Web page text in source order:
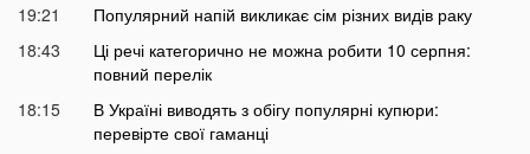
19:21
Популярний напій викликає сім різних видів раку
18:43
Ці речі категорично не можна робити 10 серпня:
повний перелік
18:15
В Україні виводять з обігу популярні купюри:
перевірте свої гаманці